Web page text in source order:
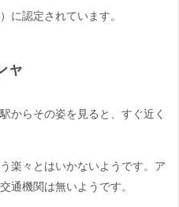
に認定されています。
ャ
からその姿を見ると、すぐ近く
楽々とはいかないようです。ア
通機関は無いようです。